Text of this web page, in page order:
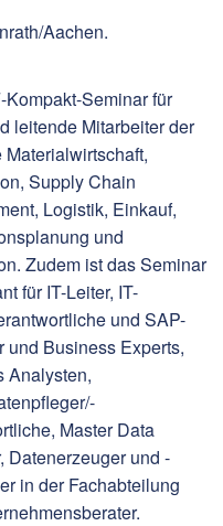
Aachen.
Kompakt-Seminar für
leitende Mitarbeiter der
Materialwirtschaft,
Supply Chain
Logistik, Einkauf,
und
Zudem ist das Seminar
für IT-Leiter, IT-
und SAP-
und Business Experts,
Analysten,
Master Data
Datenerzeuger und -
in der Fachabteilung